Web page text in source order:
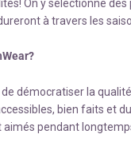
On y sélectionne
à travers les
démocratiser la
bien faits et
pendant